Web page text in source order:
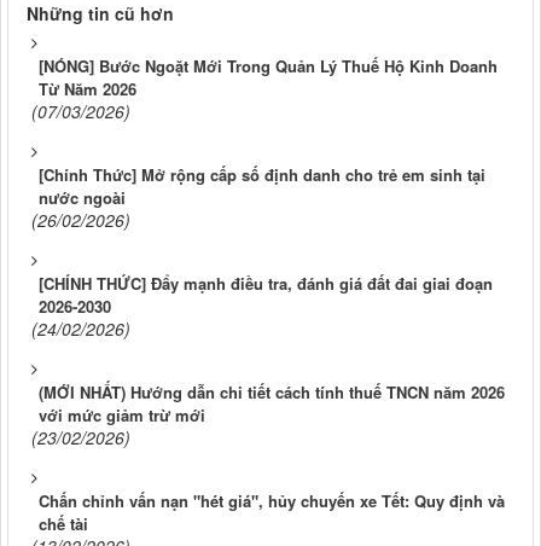
Những tin cũ hơn
[NÓNG] Bước Ngoặt Mới Trong Quản Lý Thuế Hộ Kinh Doanh
Từ Năm 2026
(07/03/2026)
[Chính Thức] Mở rộng cấp số định danh cho trẻ em sinh tại
nước ngoài
(26/02/2026)
[CHÍNH THỨC] Đẩy mạnh điều tra, đánh giá đất đai giai đoạn
2026-2030
(24/02/2026)
(MỚI NHẤT) Hướng dẫn chi tiết cách tính thuế TNCN năm 2026
với mức giảm trừ mới
(23/02/2026)
Chấn chỉnh vấn nạn "hét giá", hủy chuyến xe Tết: Quy định và
chế tài